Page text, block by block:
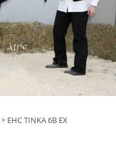
> EHC TINKA 6B EX